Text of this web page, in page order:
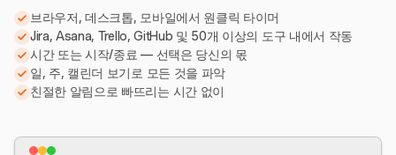
브라우저, 데스크톱, 모바일에서 원클릭 타이머
Jira, Asana, Trello, GitHub 및 50개 이상의 도구 내에서 작동
시간 또는 시작/종료 — 선택은 당신의 몫
일, 주, 캘린더 보기로 모든 것을 파악
친절한 알림으로 빠뜨리는 시간 없이